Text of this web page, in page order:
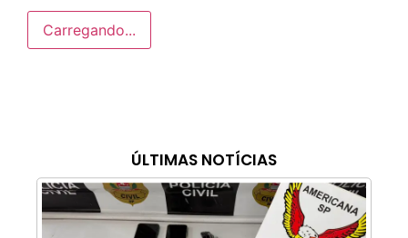
ÚLTIMAS NOTÍCIAS
Carregando...